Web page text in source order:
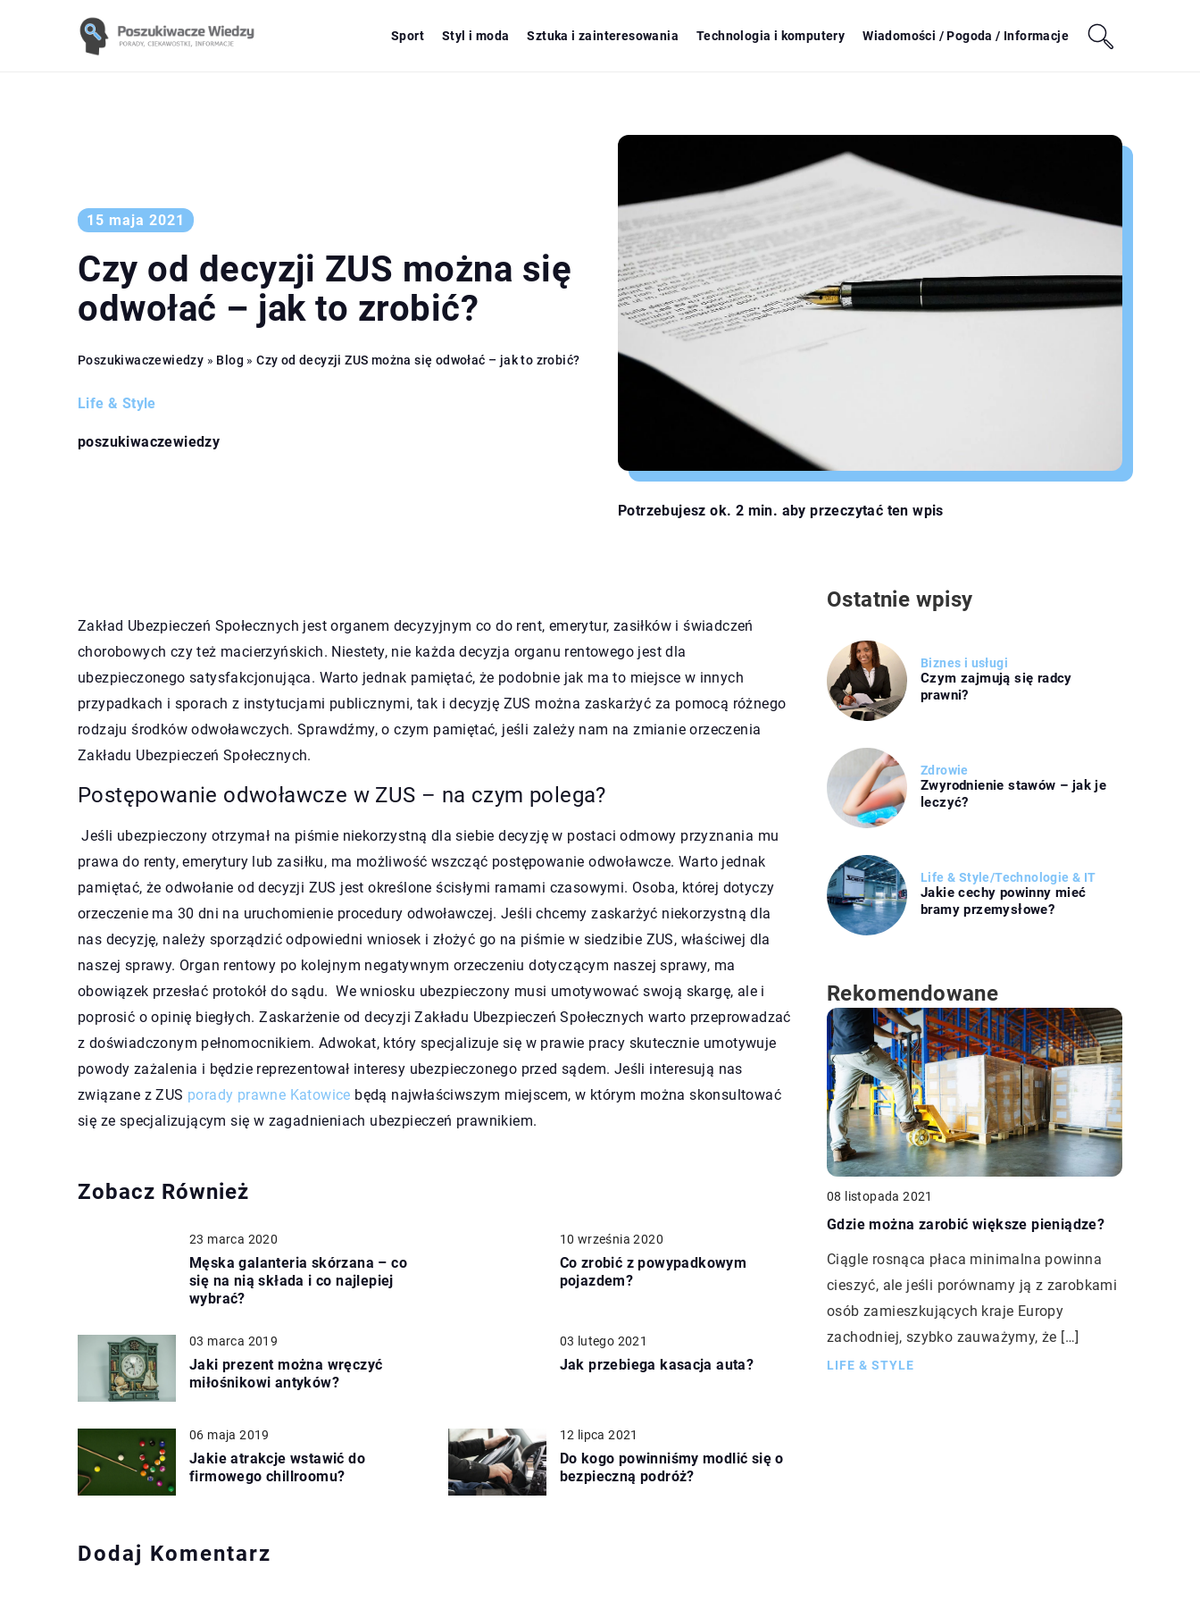
Sport Styl i moda Sztuka i zainteresowania Technologia i komputery Wiadomości / Pogoda / Informacje
15 maja 2021
Czy od decyzji ZUS można się
odwołać – jak to zrobić?
Poszukiwaczewiedzy » Blog »Czy od decyzji ZUS można się odwołać – jak to zrobić?
Life & Style
poszukiwaczewiedzy
Potrzebujesz ok. 2 min. aby przeczytać ten wpis
Zakład Ubezpieczeń Społecznych jest organem decyzyjnym co do rent, emerytur, zasiłków i świadczeń
chorobowych czy też macierzyńskich. Niestety, nie każda decyzja organu rentowego jest dla
ubezpieczonego satysfakcjonująca. Warto jednak pamiętać, że podobnie jak ma to miejsce w innych
przypadkach i sporach z instytucjami publicznymi, tak i decyzję ZUS można zaskarżyć za pomocą różnego
rodzaju środków odwoławczych. Sprawdźmy, o czym pamiętać, jeśli zależy nam na zmianie orzeczenia
Zakładu Ubezpieczeń Społecznych.
Postępowanie odwoławcze w ZUS – na czym polega?
Jeśli ubezpieczony otrzymał na piśmie niekorzystną dla siebie decyzję w postaci odmowy przyznania mu
prawa do renty, emerytury lub zasiłku, ma możliwość wszcząć postępowanie odwoławcze. Warto jednak
pamiętać, że odwołanie od decyzji ZUS jest określone ścisłymi ramami czasowymi. Osoba, której dotyczy
orzeczenie ma 30 dni na uruchomienie procedury odwoławczej. Jeśli chcemy zaskarżyć niekorzystną dla
nas decyzję, należy sporządzić odpowiedni wniosek i złożyć go na piśmie w siedzibie ZUS, właściwej dla
naszej sprawy. Organ rentowy po kolejnym negatywnym orzeczeniu dotyczącym naszej sprawy, ma
obowiązek przesłać protokół do sądu. We wniosku ubezpieczony musi umotywować swoją skargę, ale i
poprosić o opinię biegłych. Zaskarżenie od decyzji Zakładu Ubezpieczeń Społecznych warto przeprowadzać
z doświadczonym pełnomocnikiem. Adwokat, który specjalizuje się w prawie pracy skutecznie umotywuje
powody zażalenia i będzie reprezentował interesy ubezpieczonego przed sądem. Jeśli interesują nas
związane z ZUS porady prawne Katowice będą najwłaściwszym miejscem, w którym można skonsultować
się ze specjalizującym się w zagadnieniach ubezpieczeń prawnikiem.
Zobacz Również
23 marca 2020
Męska galanteria skórzana – co
się na nią składa i co najlepiej
wybrać?
10 września 2020
Co zrobić z powypadkowym
pojazdem?
03 marca 2019
Jaki prezent można wręczyć
miłośnikowi antyków?
03 lutego 2021
Jak przebiega kasacja auta?
06 maja 2019
Jakie atrakcje wstawić do
firmowego chillroomu?
12 lipca 2021
Do kogo powinniśmy modlić się o
bezpieczną podróż?
Dodaj Komentarz
Ostatnie wpisy
Biznes i usługi
Czym zajmują się radcy
prawni?
Zdrowie
Zwyrodnienie stawów – jak je
leczyć?
Life & Style/Technologie & IT
Jakie cechy powinny mieć
bramy przemysłowe?
Rekomendowane
08 listopada 2021
Gdzie można zarobić większe pieniądze?
Ciągle rosnąca płaca minimalna powinna
cieszyć, ale jeśli porównamy ją z zarobkami
osób zamieszkujących kraje Europy
zachodniej, szybko zauważymy, że […]
LIFE & STYLE